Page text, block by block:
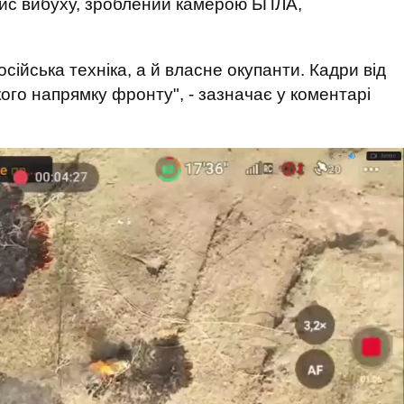
вибуху, зроблений камерою БПЛА,
техніка, а й власне окупанти. Кадри від
напрямку фронту", - зазначає у коментарі